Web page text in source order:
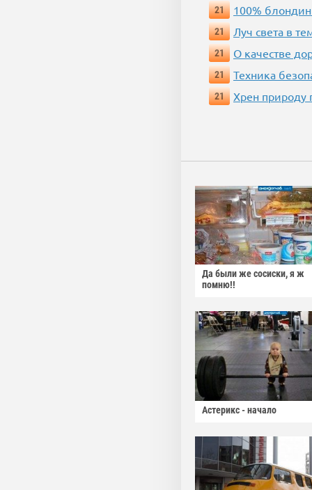
21
100%
21 Луч света в
21 О качестве
21 Техника
21 Хрен природу
Да были же сосиски, я ж
помню!!
Астерикс - начало